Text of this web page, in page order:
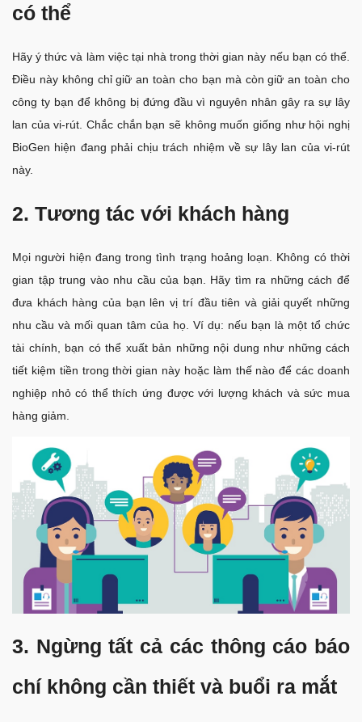
có thể
Hãy ý thức và làm việc tại nhà trong thời gian này nếu bạn có thể.
Điều này không chỉ giữ an toàn cho bạn mà còn giữ an toàn cho
công ty bạn để không bị đứng đầu vì nguyên nhân gây ra sự lây
lan của vi-rút. Chắc chắn bạn sẽ không muốn giống như hội nghị
BioGen hiện đang phải chịu trách nhiệm về sự lây lan của vi-rút
này.
2. Tương tác với khách hàng
Mọi người hiện đang trong tình trạng hoảng loạn. Không có thời
gian tập trung vào nhu cầu của bạn. Hãy tìm ra những cách để
đưa khách hàng của bạn lên vị trí đầu tiên và giải quyết những
nhu cầu và mối quan tâm của họ. Ví dụ: nếu bạn là một tổ chức
tài chính, bạn có thể xuất bản những nội dung như những cách
tiết kiệm tiền trong thời gian này hoặc làm thế nào để các doanh
nghiệp nhỏ có thể thích ứng được với lượng khách và sức mua
hàng giảm.
3. Ngừng tất cả các thông cáo báo
chí không cần thiết và buổi ra mắt